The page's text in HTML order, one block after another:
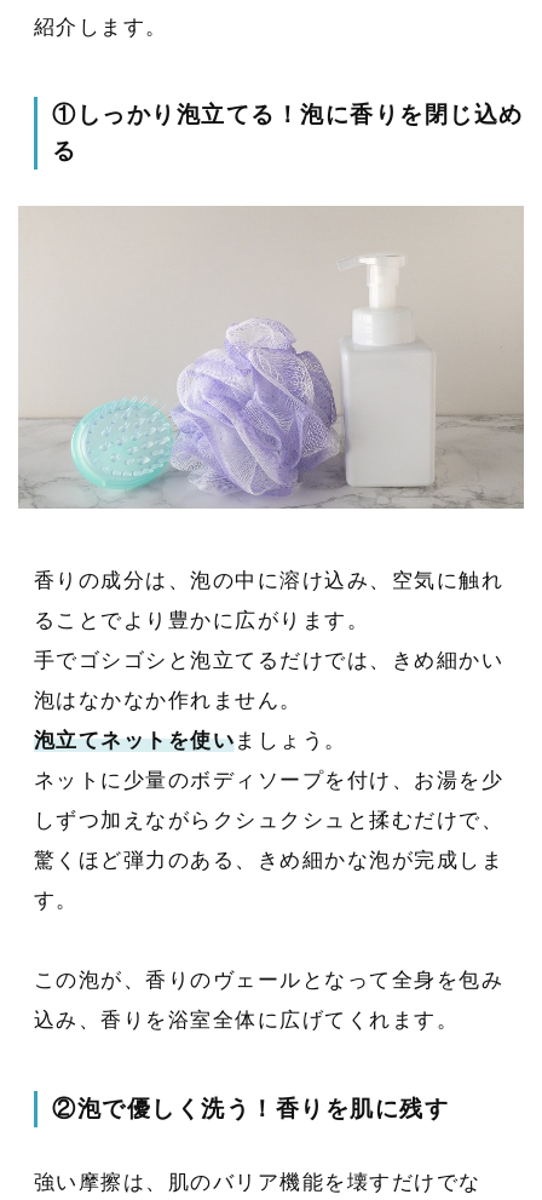
紹介します。
①しっかり泡立てる！泡に香りを閉じ込め
る
香りの成分は、泡の中に溶け込み、空気に触れ
ることでより豊かに広がります。
手でゴシゴシと泡立てるだけでは、きめ細かい
泡はなかなか作れません。
泡立てネットを使い ましょう。
ネットに少量のボディソープを付け、お湯を少
しずつ加えながらクシュクシュと揉むだけで、
驚くほど弾力のある、きめ細かな泡が完成しま
す。
この泡が、香りのヴェールとなって全身を包み
込み、香りを浴室全体に広げてくれます。
②泡で優しく洗う！香りを肌に残す
強い摩擦は、肌のバリア機能を壊すだけでな